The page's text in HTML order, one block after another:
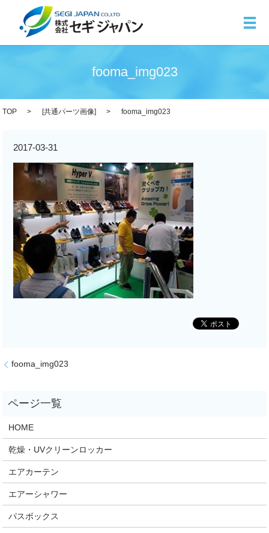
メ
fooma_img023
TOP [共通パーツ画像] fooma_img023
2017-03-31
fooma_img023
HOME
乾燥・UVクリーンロッカー
エアカーテン
エアーシャワー
パスボックス